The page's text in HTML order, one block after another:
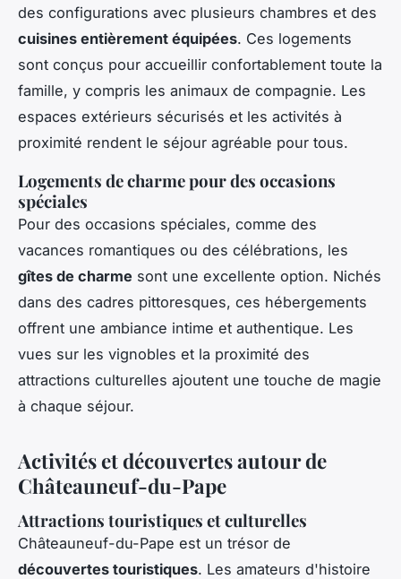
des configurations avec plusieurs chambres et des
cuisines entièrement équipées. Ces logements
sont conçus pour accueillir confortablement toute la
famille, y compris les animaux de compagnie. Les
espaces extérieurs sécurisés et les activités à
proximité rendent le séjour agréable pour tous.
Logements de charme pour des occasions
spéciales
Pour des occasions spéciales, comme des
vacances romantiques ou des célébrations, les
gîtes de charme sont une excellente option. Nichés
dans des cadres pittoresques, ces hébergements
offrent une ambiance intime et authentique. Les
vues sur les vignobles et la proximité des
attractions culturelles ajoutent une touche de magie
à chaque séjour.
Activités et découvertes autour de
Châteauneuf-du-Pape
Attractions touristiques et culturelles
Châteauneuf-du-Pape est un trésor de
découvertes touristiques. Les amateurs d'histoire